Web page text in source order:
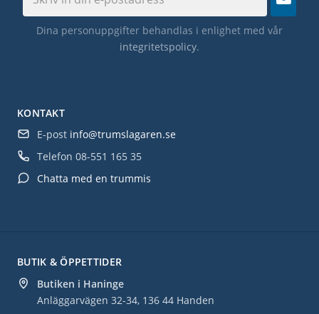
BUTIK & ÖPPETTIDER
Butiken i Haninge
Anläggarvägen 32-34, 136 44 Handen
KONTAKT
E-post info@trumslagaren.se
Telefon 08-551 165 35
Chatta med en trummis
Dina personuppgifter behandlas i enlighet med vår
integritetspolicy.